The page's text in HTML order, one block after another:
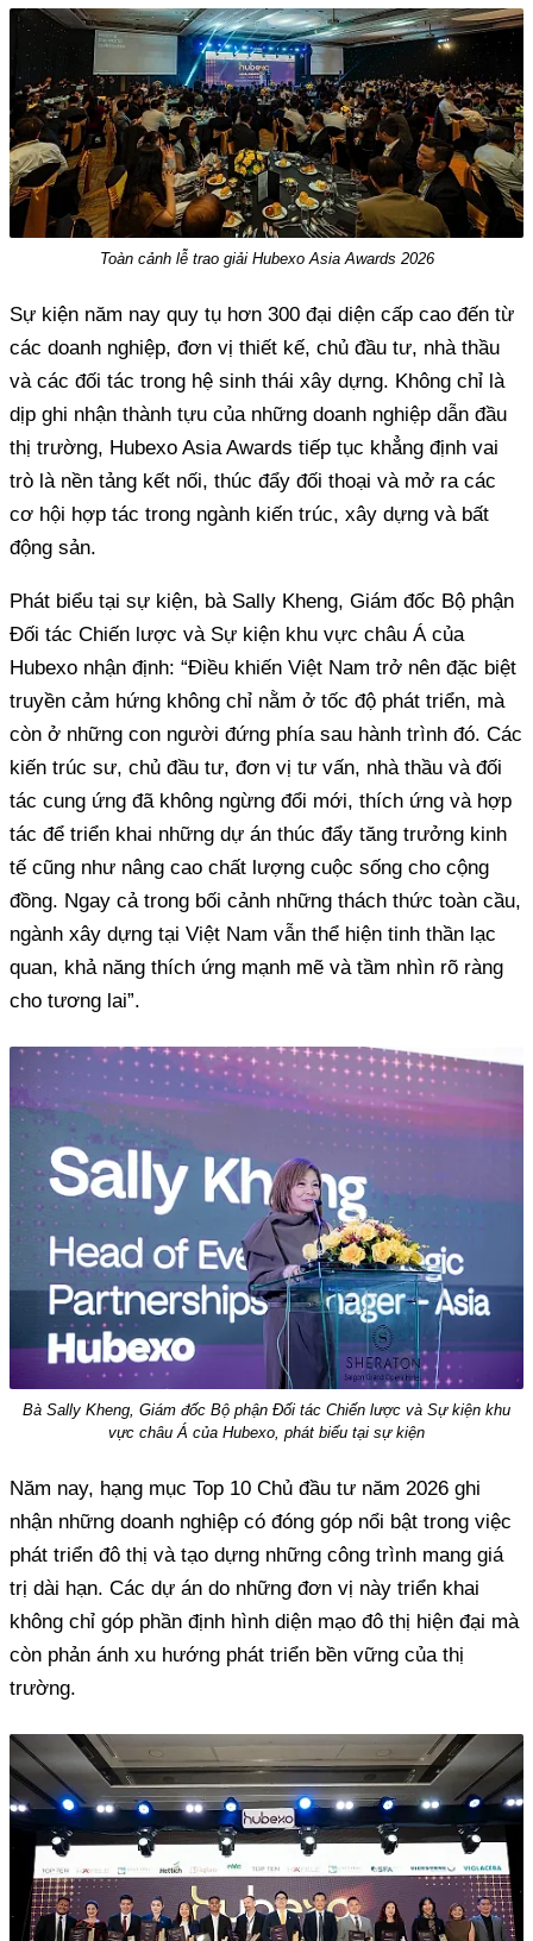
Toàn cảnh lễ trao giải Hubexo Asia Awards 2026
Sự kiện năm nay quy tụ hơn 300 đại diện cấp cao đến từ
các doanh nghiệp, đơn vị thiết kế, chủ đầu tư, nhà thầu
và các đối tác trong hệ sinh thái xây dựng. Không chỉ là
dịp ghi nhận thành tựu của những doanh nghiệp dẫn đầu
thị trường, Hubexo Asia Awards tiếp tục khẳng định vai
trò là nền tảng kết nối, thúc đẩy đối thoại và mở ra các
cơ hội hợp tác trong ngành kiến trúc, xây dựng và bất
động sản.
Phát biểu tại sự kiện, bà Sally Kheng, Giám đốc Bộ phận
Đối tác Chiến lược và Sự kiện khu vực châu Á của
Hubexo nhận định: “Điều khiến Việt Nam trở nên đặc biệt
truyền cảm hứng không chỉ nằm ở tốc độ phát triển, mà
còn ở những con người đứng phía sau hành trình đó. Các
kiến trúc sư, chủ đầu tư, đơn vị tư vấn, nhà thầu và đối
tác cung ứng đã không ngừng đổi mới, thích ứng và hợp
tác để triển khai những dự án thúc đẩy tăng trưởng kinh
tế cũng như nâng cao chất lượng cuộc sống cho cộng
đồng. Ngay cả trong bối cảnh những thách thức toàn cầu,
ngành xây dựng tại Việt Nam vẫn thể hiện tinh thần lạc
quan, khả năng thích ứng mạnh mẽ và tầm nhìn rõ ràng
cho tương lai”.
Bà Sally Kheng, Giám đốc Bộ phận Đối tác Chiến lược và Sự kiện khu
vực châu Á của Hubexo, phát biểu tại sự kiện
Năm nay, hạng mục Top 10 Chủ đầu tư năm 2026 ghi
nhận những doanh nghiệp có đóng góp nổi bật trong việc
phát triển đô thị và tạo dựng những công trình mang giá
trị dài hạn. Các dự án do những đơn vị này triển khai
không chỉ góp phần định hình diện mạo đô thị hiện đại mà
còn phản ánh xu hướng phát triển bền vững của thị
trường.